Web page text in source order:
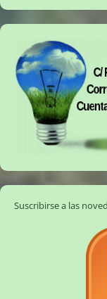
Suscribirse a las